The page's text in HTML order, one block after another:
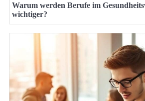
Warum werden Berufe im
wichtiger?